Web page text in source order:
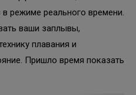
режиме реального времени.
ваши заплывы,
плавания и
Пришло время показать